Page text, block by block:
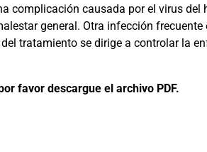
complicación causada por el virus del
general. Otra infección
tratamiento se dirige a controlar la
favor descargue el archivo PDF.